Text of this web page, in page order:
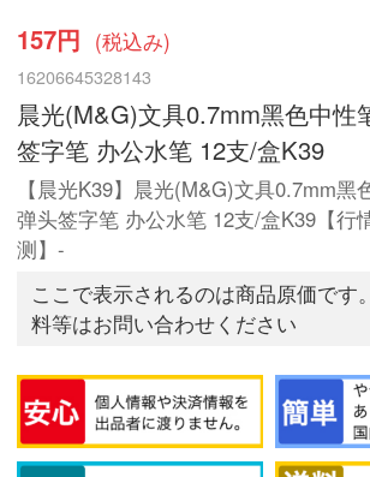
157円 (税込み)
16206645328143
晨光(M&G)文具0.7mm黑色中性
签字笔 办公水笔 12支/盒K39
【晨光K39】晨光(M&G)文具0.7mm黑
弹头签字笔 办公水笔 12支/盒K39【行
测】-
ここで表示されるのは商品原価です
料等はお問い合わせください